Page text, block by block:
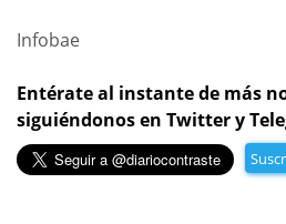
Infobae
Entérate al instante de más
siguiéndonos en Twitter y